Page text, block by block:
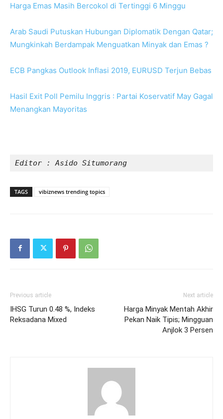
Harga Emas Masih Bercokol di Tertinggi 6 Minggu
Arab Saudi Putuskan Hubungan Diplomatik Dengan Qatar;
Mungkinkah Berdampak Menguatkan Minyak dan Emas ?
ECB Pangkas Outlook Inflasi 2019, EURUSD Terjun Bebas
Hasil Exit Poll Pemilu Inggris : Partai Koservatif May Gagal
Menangkan Mayoritas
Editor : Asido Situmorang
TAGS vibiznews trending topics
Previous article
IHSG Turun 0.48 %, Indeks
Reksadana Mixed
Next article
Harga Minyak Mentah Akhir
Pekan Naik Tipis; Mingguan
Anjlok 3 Persen